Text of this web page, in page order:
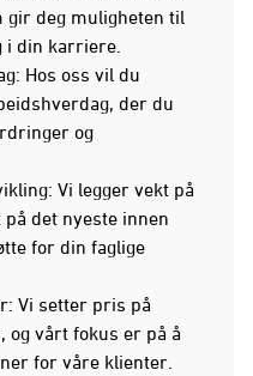
gir deg muligheten til
i din karriere.
Hos oss vil du
der du
og
Vi legger vekt på
det nyeste innen
for din faglige
Vi setter pris på
og vårt fokus er på å
for våre klienter.